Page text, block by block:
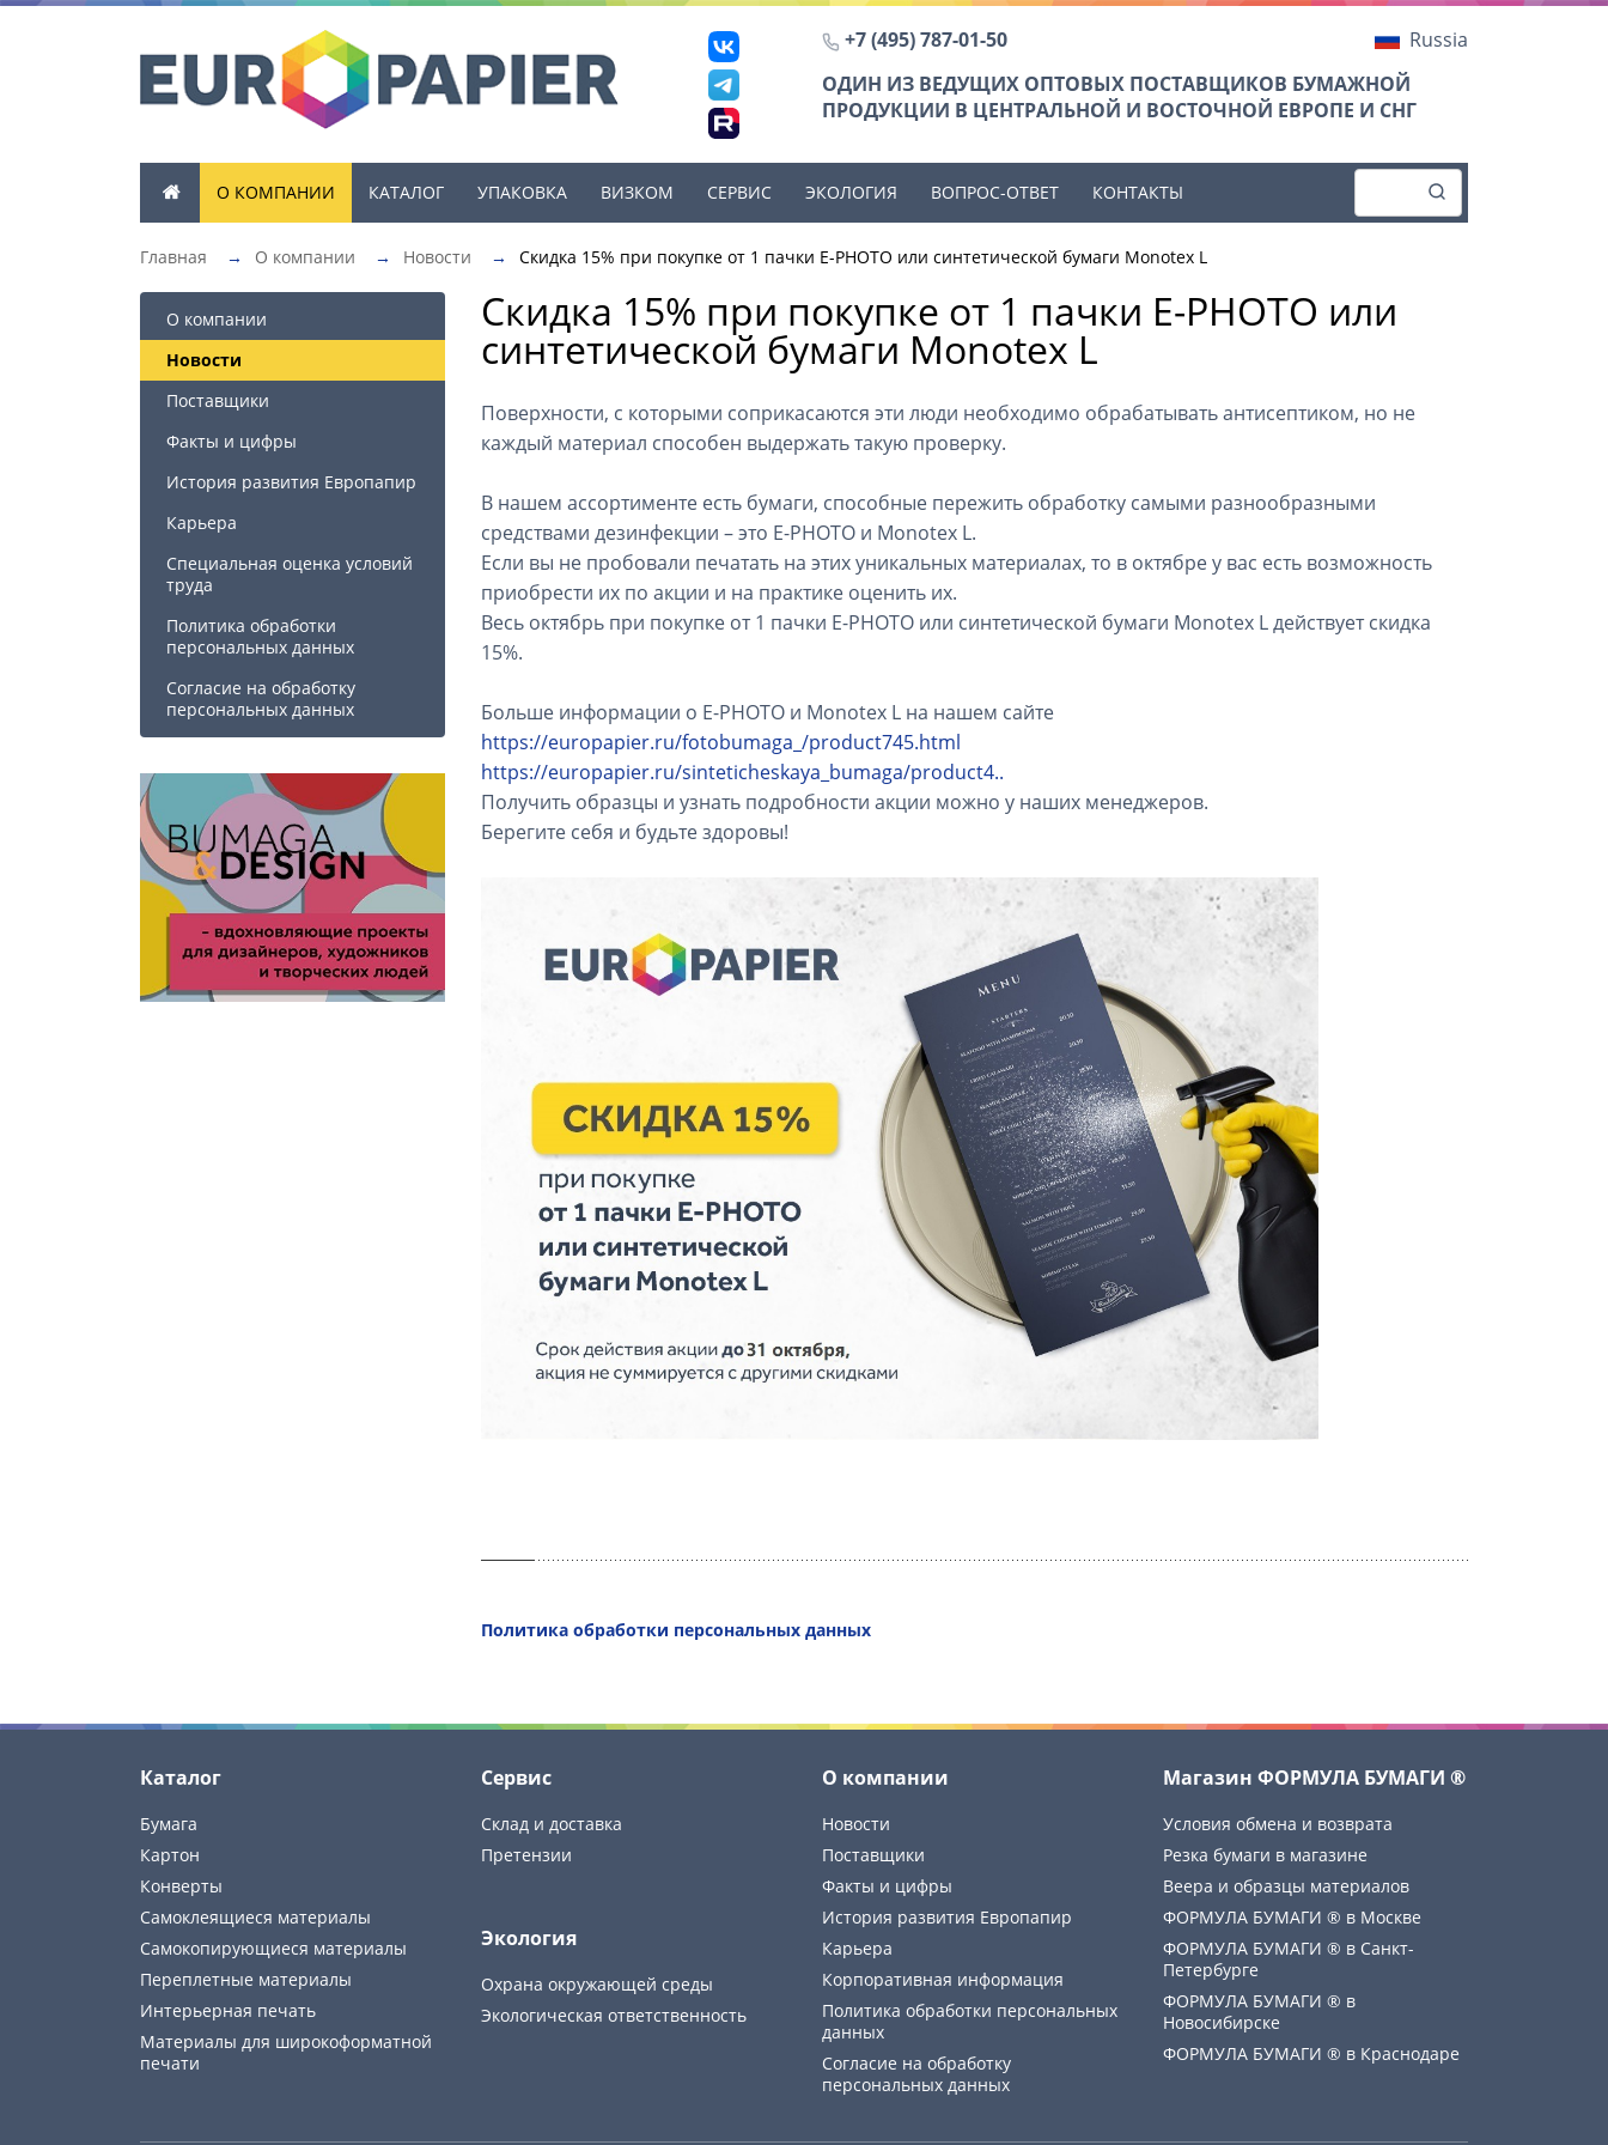
+7 (495) 787-01-50
Russia
ОДИН ИЗ ВЕДУЩИХ ОПТОВЫХ ПОСТАВЩИКОВ БУМАЖНОЙ
ПРОДУКЦИИ В ЦЕНТРАЛЬНОЙ И ВОСТОЧНОЙ ЕВРОПЕ И СНГ
О КОМПАНИИ КАТАЛОГ УПАКОВКА ВИЗКОМ СЕРВИС ЭКОЛОГИЯ ВОПРОС-ОТВЕТ КОНТАКТЫ
Главная → О компании → Новости → Скидка 15% при покупке от 1 пачки E-PHOTO или синтетической бумаги Monotex L
О компании
Новости
Поставщики
Факты и цифры
История развития Европапир
Карьера
Специальная оценка условий
труда
Политика обработки
персональных данных
Cогласие на обработку
персональных данных
Скидка 15% при покупке от 1 пачки E-PHOTO или
синтетической бумаги Monotex L
Поверхности, с которыми соприкасаются эти люди необходимо обрабатывать антисептиком, но не
каждый материал способен выдержать такую проверку.
В нашем ассортименте есть бумаги, способные пережить обработку самыми разнообразными
средствами дезинфекции – это E-PHOTO и Monotex L.
Если вы не пробовали печатать на этих уникальных материалах, то в октябре у вас есть возможность
приобрести их по акции и на практике оценить их.
Весь октябрь при покупке от 1 пачки E-PHOTO или синтетической бумаги Monotex L действует скидка
15%.
Больше информации о E-PHOTO и Monotex L на нашем сайте
https://europapier.ru/fotobumaga_/product745.html
https://europapier.ru/sinteticheskaya_bumaga/product4..
Получить образцы и узнать подробности акции можно у наших менеджеров.
Берегите себя и будьте здоровы!
Политика обработки персональных данных
Каталог
Бумага
Картон
Конверты
Самоклеящиеся материалы
Самокопирующиеся материалы
Переплетные материалы
Интерьерная печать
Материалы для широкоформатной
печати
Сервис
Склад и доставка
Претензии
Экология
Охрана окружающей среды
Экологическая ответственность
О компании
Новости
Поставщики
Факты и цифры
История развития Европапир
Карьера
Корпоративная информация
Политика обработки персональных
данных
Cогласие на обработку
персональных данных
Магазин ФОРМУЛА БУМАГИ ®
Условия обмена и возврата
Резка бумаги в магазине
Веера и образцы материалов
ФОРМУЛА БУМАГИ ® в Москве
ФОРМУЛА БУМАГИ ® в Санкт-
Петербурге
ФОРМУЛА БУМАГИ ® в
Новосибирске
ФОРМУЛА БУМАГИ ® в Краснодаре